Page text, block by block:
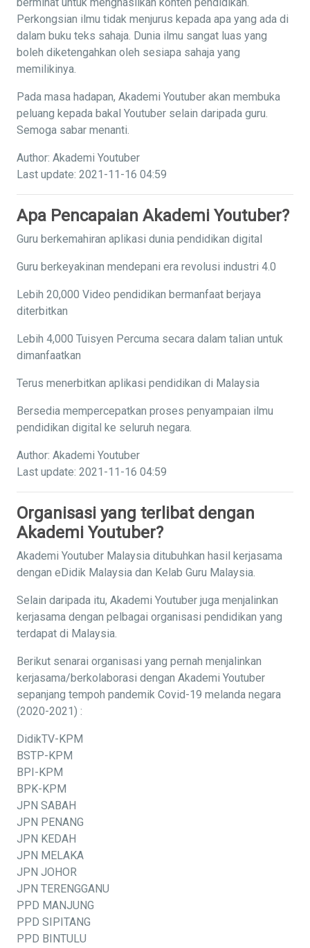
Perkongsian ilmu tidak menjurus kepada apa yang ada di
dalam buku teks sahaja. Dunia ilmu sangat luas yang
boleh diketengahkan oleh sesiapa sahaja yang
memilikinya.
Pada masa hadapan, Akademi Youtuber akan membuka
peluang kepada bakal Youtuber selain daripada guru.
Semoga sabar menanti.
Author: Akademi Youtuber
Last update: 2021-11-16 04:59
Apa Pencapaian Akademi Youtuber?
Guru berkemahiran aplikasi dunia pendidikan digital
Guru berkeyakinan mendepani era revolusi industri 4.0
Lebih 20,000 Video pendidikan bermanfaat berjaya
diterbitkan
Lebih 4,000 Tuisyen Percuma secara dalam talian untuk
dimanfaatkan
Terus menerbitkan aplikasi pendidikan di Malaysia
Bersedia mempercepatkan proses penyampaian ilmu
pendidikan digital ke seluruh negara.
Author: Akademi Youtuber
Last update: 2021-11-16 04:59
Organisasi yang terlibat dengan
Akademi Youtuber?
Akademi Youtuber Malaysia ditubuhkan hasil kerjasama
dengan eDidik Malaysia dan Kelab Guru Malaysia.
Selain daripada itu, Akademi Youtuber juga menjalinkan
kerjasama dengan pelbagai organisasi pendidikan yang
terdapat di Malaysia.
Berikut senarai organisasi yang pernah menjalinkan
kerjasama/berkolaborasi dengan Akademi Youtuber
sepanjang tempoh pandemik Covid-19 melanda negara
(2020-2021) :
DidikTV-KPM
BSTP-KPM
BPI-KPM
BPK-KPM
JPN SABAH
JPN PENANG
JPN KEDAH
JPN MELAKA
JPN JOHOR
JPN TERENGGANU
PPD MANJUNG
PPD SIPITANG
PPD BINTULU